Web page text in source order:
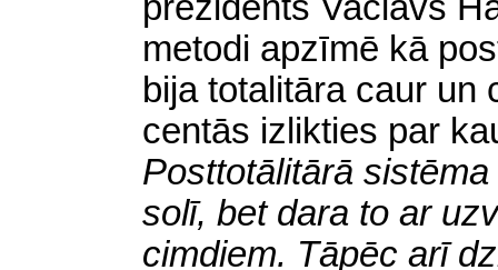
metodi apzīmē kā
bija totalitāra caur un
centās izlikties par
Posttotālitārā
solī, bet dara to ar
cimdiem. Tāpēc arī